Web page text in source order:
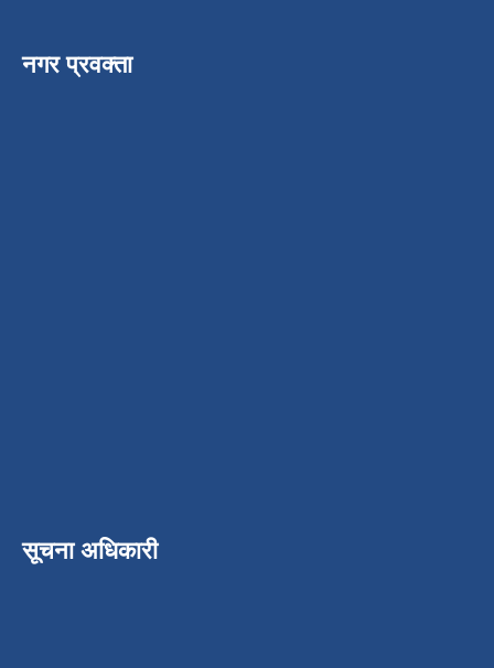
नगर प्रवक्ता
सूचना अधिकारी